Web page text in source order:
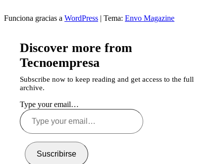
Funciona gracias a WordPress | Tema: Envo Magazine
Discover more from
Tecnoempresa
Subscribe now to keep reading and get access to the full
archive.
Type your email…
Suscribirse